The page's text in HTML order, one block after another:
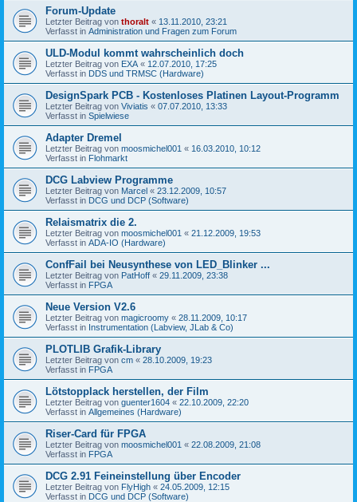
Forum-Update
Letzter Beitrag von thoralt « 13.11.2010, 23:21
Verfasst in Administration und Fragen zum Forum
ULD-Modul kommt wahrscheinlich doch
Letzter Beitrag von EXA « 12.07.2010, 17:25
Verfasst in DDS und TRMSC (Hardware)
DesignSpark PCB - Kostenloses Platinen Layout-Programm
Letzter Beitrag von Viviatis « 07.07.2010, 13:33
Verfasst in Spielwiese
Adapter Dremel
Letzter Beitrag von moosmichel001 « 16.03.2010, 10:12
Verfasst in Flohmarkt
DCG Labview Programme
Letzter Beitrag von Marcel « 23.12.2009, 10:57
Verfasst in DCG und DCP (Software)
Relaismatrix die 2.
Letzter Beitrag von moosmichel001 « 21.12.2009, 19:53
Verfasst in ADA-IO (Hardware)
ConfFail bei Neusynthese von LED_Blinker ...
Letzter Beitrag von PatHoff « 29.11.2009, 23:38
Verfasst in FPGA
Neue Version V2.6
Letzter Beitrag von magicroomy « 28.11.2009, 10:17
Verfasst in Instrumentation (Labview, JLab & Co)
PLOTLIB Grafik-Library
Letzter Beitrag von cm « 28.10.2009, 19:23
Verfasst in FPGA
Lötstopplack herstellen, der Film
Letzter Beitrag von guenter1604 « 22.10.2009, 22:20
Verfasst in Allgemeines (Hardware)
Riser-Card für FPGA
Letzter Beitrag von moosmichel001 « 22.08.2009, 21:08
Verfasst in FPGA
DCG 2.91 Feineinstellung über Encoder
Letzter Beitrag von FlyHigh « 24.05.2009, 12:15
Verfasst in DCG und DCP (Software)